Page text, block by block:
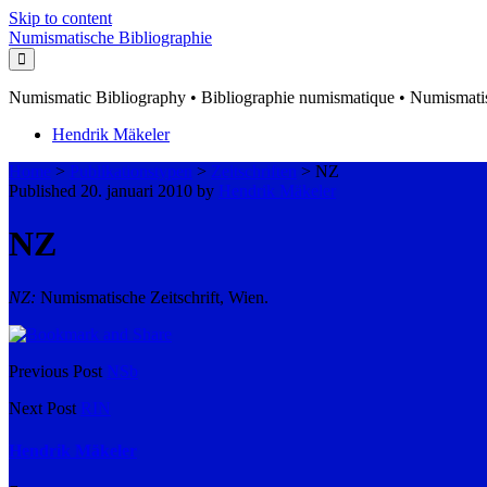
Skip to content
Numismatische Bibliographie
Numismatic Bibliography • Bibliographie numismatique •
Hendrik Mäkeler
Home > Publikationstypen > Zeitschriften > NZ
Published 20. januari 2010 by Hendrik Mäkeler
NZ
NZ: Numismatische Zeitschrift, Wien.
Previous Post NSb
Next Post RIN
Hendrik Mäkeler